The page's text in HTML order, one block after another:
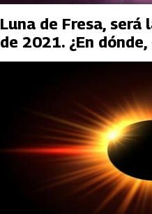
Luna de Fresa,
de 2021. ¿En